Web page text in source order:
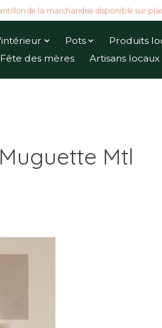
de la marchandise disponible sur
Pots Produits
Fête des mères Artisans locaux
Muguette Mtl